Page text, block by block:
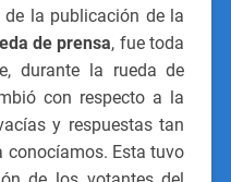
la publicación de la
de prensa, fue toda
durante la rueda de
con respecto a la
y respuestas tan
conocíamos. Esta tuvo